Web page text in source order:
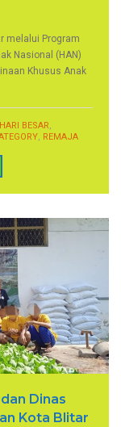
melalui Program
Nasional (HAN)
Khusus Anak
BESAR,
, REMAJA
Dinas
Kota Blitar